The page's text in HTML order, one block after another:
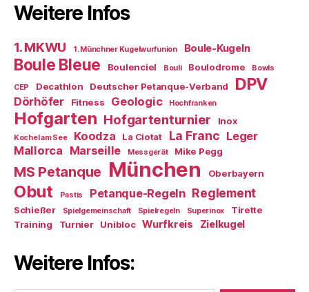
Weitere Infos
1. MKWU 1. Münchner Kugelwurfunion Boule-Kugeln
Boule Bleue Boulenciel Bouli Boulodrome Bowls
CEP Decathlon Deutscher Petanque-Verband DPV
Dörhöfer Fitness Geologic Hochfranken
Hofgarten Hofgartenturnier Inox
Kochel am See Koodza La Ciotat La Franc Leger
Mallorca Marseille Messgerät Mike Pegg
MS Petanque München Oberbayern
Obut Pastis Petanque-Regeln Reglement
Schießer Spielgemeinschaft Spielregeln Superinox
Tirette
Training
Turnier Unibloc Wurfkreis Zielkugel
Weitere Infos: